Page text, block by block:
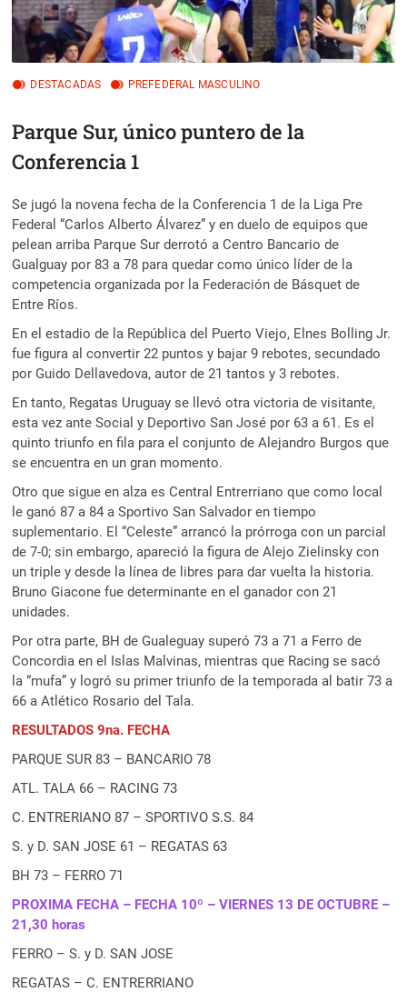
DESTACADAS PREFEDERAL MASCULINO
Parque Sur, único puntero de la
Conferencia 1
Se jugó la novena fecha de la Conferencia 1 de la Liga Pre
Federal “Carlos Alberto Álvarez” y en duelo de equipos que
pelean arriba Parque Sur derrotó a Centro Bancario de
Gualguay por 83 a 78 para quedar como único líder de la
competencia organizada por la Federación de Básquet de
Entre Ríos.
En el estadio de la República del Puerto Viejo, Elnes Bolling Jr.
fue figura al convertir 22 puntos y bajar 9 rebotes, secundado
por Guido Dellavedova, autor de 21 tantos y 3 rebotes.
En tanto, Regatas Uruguay se llevó otra victoria de visitante,
esta vez ante Social y Deportivo San José por 63 a 61. Es el
quinto triunfo en fila para el conjunto de Alejandro Burgos que
se encuentra en un gran momento.
Otro que sigue en alza es Central Entrerriano que como local
le ganó 87 a 84 a Sportivo San Salvador en tiempo
suplementario. El “Celeste” arrancó la prórroga con un parcial
de 7-0; sin embargo, apareció la figura de Alejo Zielinsky con
un triple y desde la línea de libres para dar vuelta la historia.
Bruno Giacone fue determinante en el ganador con 21
unidades.
Por otra parte, BH de Gualeguay superó 73 a 71 a Ferro de
Concordia en el Islas Malvinas, mientras que Racing se sacó
la “mufa” y logró su primer triunfo de la temporada al batir 73 a
66 a Atlético Rosario del Tala.
RESULTADOS 9na. FECHA
PARQUE SUR 83 – BANCARIO 78
ATL. TALA 66 – RACING 73
C. ENTRERIANO 87 – SPORTIVO S.S. 84
S. y D. SAN JOSE 61 – REGATAS 63
BH 73 – FERRO 71
PROXIMA FECHA – FECHA 10º – VIERNES 13 DE OCTUBRE –
21,30 horas
FERRO – S. y D. SAN JOSE
REGATAS – C. ENTRERRIANO